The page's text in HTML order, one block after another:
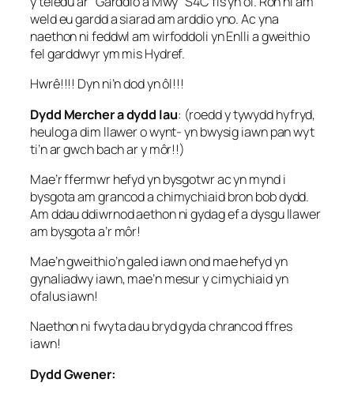
weld eu gardd a siarad am arddio yno. Ac yna
naethon ni feddwl am wirfoddoli yn Enlli a gweithio
fel garddwyr ym mis Hydref.
Hwrê!!!! Dyn ni’n dod yn ôl!!!
Dydd Mercher a dydd Iau: (roedd y tywydd hyfryd,
heulog a dim llawer o wynt- yn bwysig iawn pan wyt
ti’n ar gwch bach ar y môr!!)
Mae’r ffermwr hefyd yn bysgotwr ac yn mynd i
bysgota am grancod a chimychiaid bron bob dydd.
Am ddau ddiwrnod aethon ni gydag ef a dysgu llawer
am bysgota a’r môr!
Mae’n gweithio’n galed iawn ond mae hefyd yn
gynaliadwy iawn, mae’n mesur y cimychiaid yn
ofalus iawn!
Naethon ni fwyta dau bryd gyda chrancod ffres
iawn!
Dydd Gwener: